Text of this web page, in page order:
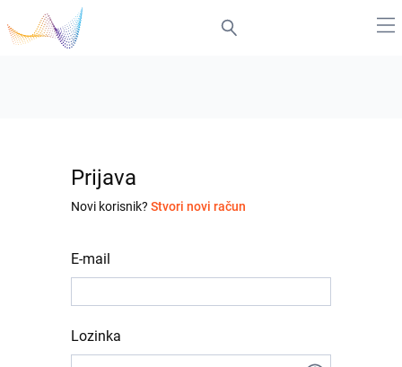
Prijava
Novi korisnik? Stvori novi račun
E-mail
Lozinka